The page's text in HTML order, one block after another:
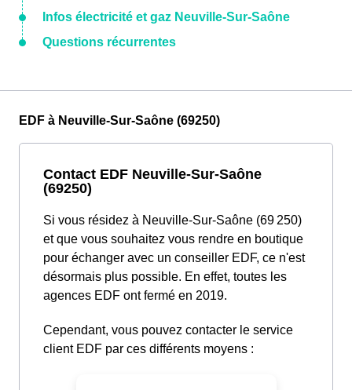
Infos électricité et gaz Neuville-Sur-Saône
Questions récurrentes
EDF à Neuville-Sur-Saône (69250)
Contact EDF Neuville-Sur-Saône
(69250)
Si vous résidez à Neuville-Sur-Saône (69 250)
et que vous souhaitez vous rendre en boutique
pour échanger avec un conseiller EDF, ce n'est
désormais plus possible. En effet, toutes les
agences EDF ont fermé en 2019.
Cependant, vous pouvez contacter le service
client EDF par ces différents moyens :